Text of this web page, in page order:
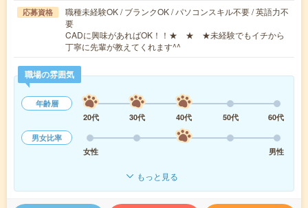
応募資格
職種未経験OK / ブランクOK / パソコンスキル不要 / 英語力不
要
CADに興味があればOK！！★ ★ ★未経験でもイチから
丁寧に先輩が教えてくれます^^
職場の雰囲気
年齢層
20代
30代 40代 50代
60代
男女比率
女性
男性
もっと見る